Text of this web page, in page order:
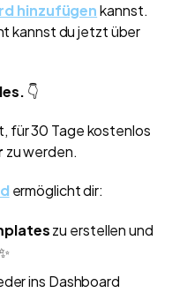
hinzufügenkannst.
kannst du jetzt über
👇
für 30 Tage kostenlos
zu werden.
ermöglicht dir:
zu erstellen und
ins Dashboard